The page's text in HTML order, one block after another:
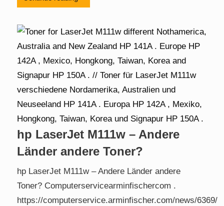
hp LaserJet M111w – Andere
Länder andere Toner?
hp LaserJet M111w – Andere Länder andere
Toner? Computerservicearminfischercom .
https://computerservice.arminfischer.com/news/6369/